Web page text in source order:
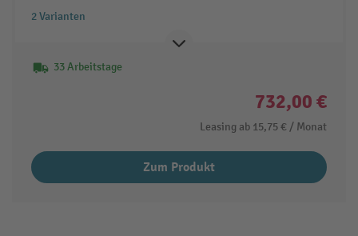
2 Varianten
33 Arbeitstage
732,00 €
Leasing ab 15,75 € / Monat
Zum Produkt